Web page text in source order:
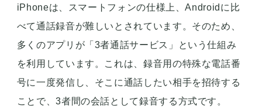
iPhoneは、スマートフォンの仕様上、Androidに比
べて通話録音が難しいとされています。そのため、
多くのアプリが「3者通話サービス」という仕組み
を利用しています。これは、録音用の特殊な電話番
号に一度発信し、そこに通話したい相手を招待する
ことで、3者間の会話として録音する方式です。